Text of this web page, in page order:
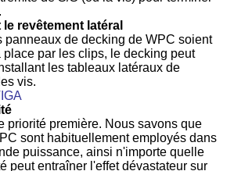
revêtement latéral
panneaux de decking de WPC soient
par les clips, le decking peut
les tableaux latéraux de
vis.
priorité première. Nous savons que
sont habituellement employés dans
puissance, ainsi n'importe quelle
peut entraîner l'effet dévastateur sur